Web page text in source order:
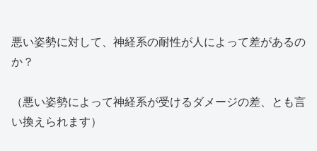
悪い姿勢に対して、神経系の耐性が人によって差があるの
か？
（悪い姿勢によって神経系が受けるダメージの差、とも言
い換えられます）